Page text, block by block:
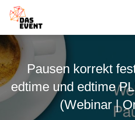
Pausen korrekt
edtime und edtime
(Webinar |